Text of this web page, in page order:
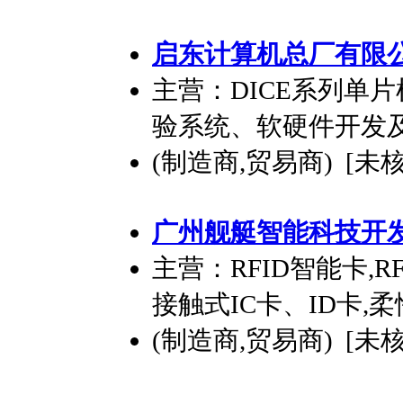
启东计算机总厂有限
主营：DICE系列单
验系统、软硬件开发
(制造商,贸易商) [未
广州舰艇智能科技开
主营：RFID智能卡
接触式IC卡、ID卡,
(制造商,贸易商) [未